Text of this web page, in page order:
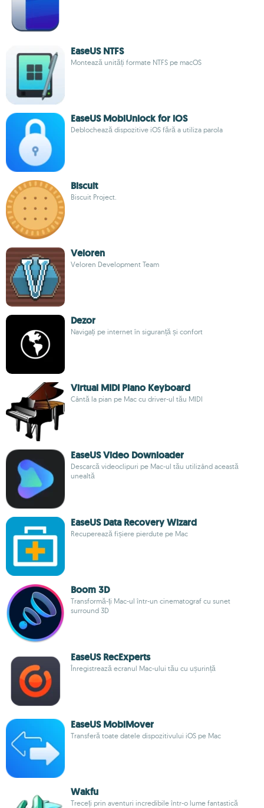
EaseUS NTFS
Montează unități formate NTFS pe macOS
EaseUS MobiUnlock for iOS
Deblochează dispozitive iOS fără a utiliza parola
Biscuit
Biscuit Project.
Veloren
Veloren Development Team
Dezor
Navigați pe internet în siguranță și confort
Virtual MIDI Piano Keyboard
Cântă la pian pe Mac cu driver-ul tău MIDI
EaseUS Video Downloader
Descarcă videoclipuri pe Mac-ul tău utilizând această
unealtă
EaseUS Data Recovery Wizard
Recuperează fișiere pierdute pe Mac
Boom 3D
Transformă-ți Mac-ul într-un cinematograf cu sunet
surround 3D
EaseUS RecExperts
Înregistrează ecranul Mac-ului tău cu ușurință
EaseUS MobiMover
Transferă toate datele dispozitivului iOS pe Mac
Wakfu
Treceți prin aventuri incredibile într-o lume fantastică